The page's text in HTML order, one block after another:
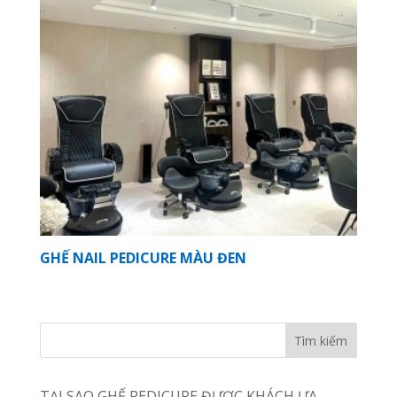
GHẾ NAIL PEDICURE MÀU ĐEN